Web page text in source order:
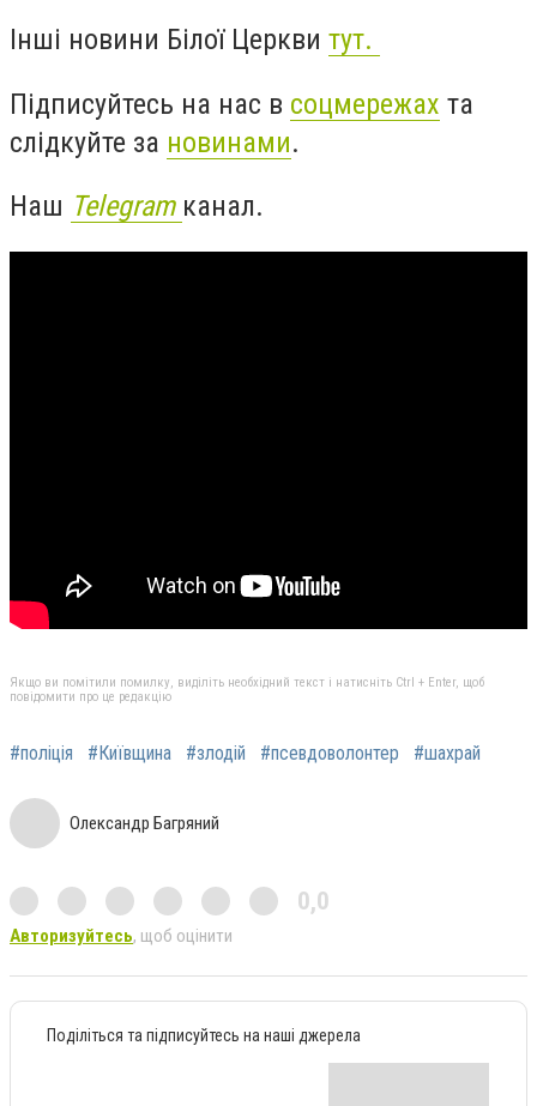
Інші новини Білої Церкви тут.
Підписуйтесь на нас в соцмережах та
слідкуйте за новинами.
Наш Telegram канал.
Якщо ви помітили помилку, виділіть необхідний текст і натисніть Ctrl + Enter, щоб
повідомити про це редакцію
#поліція #Київщина #злодій #псевдоволонтер #шахрай
Олександр Багряний
0,0
Авторизуйтесь, щоб оцінити
Поділіться та підписуйтесь на наші джерела